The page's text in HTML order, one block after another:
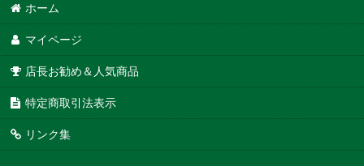
ホーム
マイページ
店長お勧め＆人気商品
特定商取引法表示
リンク集